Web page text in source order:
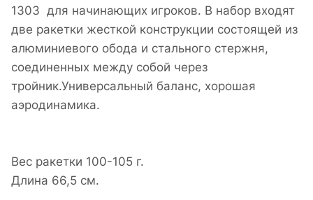
1303 для начинающих игроков. В набор входят
две ракетки жесткой конструкции состоящей из
алюминиевого обода и стального стержня,
соединенных между собой через
тройник.Универсальный баланс, хорошая
аэродинамика.
Вес ракетки 100-105 г.
Длина 66,5 см.